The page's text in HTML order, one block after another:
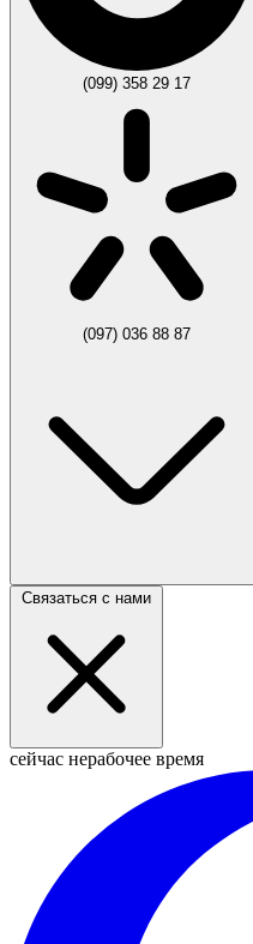
(099) 358 29 17
(097) 036 88 87
Связаться с нами
сейчас нерабочее время